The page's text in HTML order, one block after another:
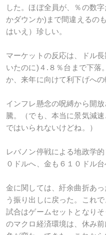
した。ほぼ全員が、％の数
かダウンか)まで間違えるの
はいえ）珍しい。
マーケットの反応は、ドル
いたのに)４.８％台まで下落
か、来年に向けて利下げへの
インフレ懸念の呪縛から開
騰。（でも、本当に景気減
ではいられないけどね。）
レバノン停戦による地政学
０ドルへ、金も６１０ドル台
金に関しては、紆余曲折あ
う振り出しに戻った。これ
試合はゲームセットとなり
のマクロ経済環境は、休み